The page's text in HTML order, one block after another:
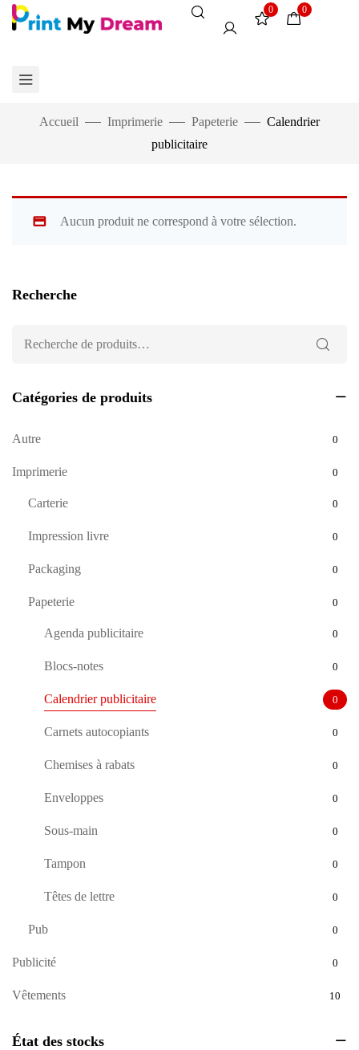
0 0
Accueil Imprimerie Papeterie
Calendrier
publicitaire
Aucun produit ne correspond à votre sélection.
Recherche
Catégories de produits
Autre 0
Imprimerie 0
Carterie 0
Impression livre 0
Packaging 0
Papeterie 0
Agenda publicitaire 0
Blocs-notes 0
Calendrier publicitaire 0
Carnets autocopiants 0
Chemises à rabats 0
Enveloppes 0
Sous-main 0
Tampon 0
Têtes de lettre 0
Pub 0
Publicité 0
Vêtements 10
État des stocks